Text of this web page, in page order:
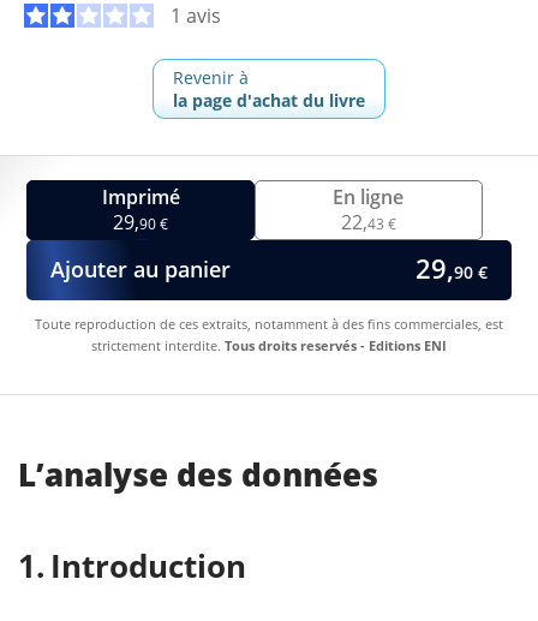
1 avis
Revenir à
la page d'achat du livre
Imprimé
29,90 €
En ligne
22,43 €
Ajouter au panier 29,90 €
Toute reproduction de ces extraits, notamment à des fins commerciales, est
strictement interdite. Tous droits reservés - Editions ENI
L’analyse des données
Introduction